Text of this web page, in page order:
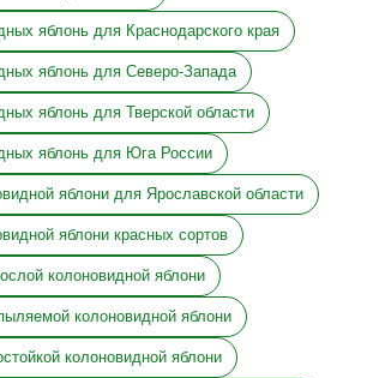
яблонь для Краснодарского края
яблонь для Северо-Запада
яблонь для Тверской области
яблонь для Юга России
яблони для Ярославской области
яблони красных сортов
колоновидной яблони
колоновидной яблони
колоновидной яблони